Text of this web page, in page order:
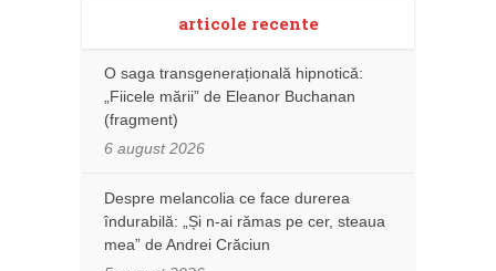
articole recente
O saga transgenerațională hipnotică:
„Fiicele mării” de Eleanor Buchanan
(fragment)
6 august 2026
Despre melancolia ce face durerea
îndurabilă: „Și n-ai rămas pe cer, steaua
mea” de Andrei Crăciun